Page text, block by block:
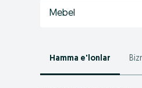
Mebel
Hamma e'lonlar